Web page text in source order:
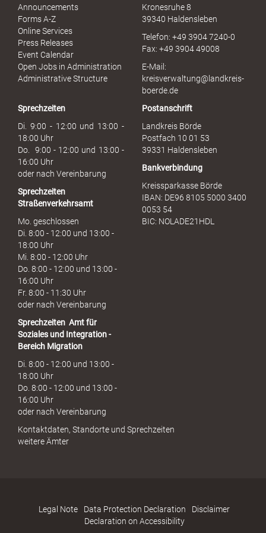
u
h
Announcements
Forms A-Z
Online Services
Press Releases
Event Calendar
Open Jobs in Administration
Administrative Structure
Kronesruhe 8
39340 Haldensleben
Telefon: +49 3904 7240-0
Fax: +49 3904 49008
E-Mail:
kreisverwaltung@landkreis-
boerde.de
Sprechzeiten
Di. 9:00 - 12:00 und 13:00 -
18:00 Uhr
Do. 9:00 - 12:00 und 13:00 -
16:00 Uhr
oder nach Vereinbarung
Sprechzeiten
Straßenverkehrsamt
Mo. geschlossen
Di. 8:00 - 12:00 und 13:00 -
18:00 Uhr
Mi. 8:00 - 12:00 Uhr
Do. 8:00 - 12:00 und 13:00 -
16:00 Uhr
Fr. 8:00 - 11:30 Uhr
oder nach Vereinbarung
Sprechzeiten Amt für
Soziales und Integration -
Bereich Migration
Di. 8:00 - 12:00 und 13:00 -
18:00 Uhr
Do. 8:00 - 12:00 und 13:00 -
16:00 Uhr
oder nach Vereinbarung
Postanschrift
Landkreis Börde
Postfach 10 01 53
39331 Haldensleben
Bankverbindung
Kreissparkasse Börde
IBAN: DE96 8105 5000 3400
0053 54
BIC: NOLADE21HDL
Kontaktdaten, Standorte und Sprechzeiten
weitere Ämter
Legal Note Data Protection Declaration
Disclaimer
Declaration on Accessibility